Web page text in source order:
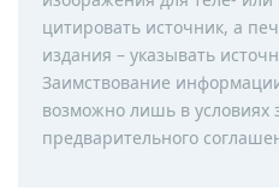
цитировать источник, а
издания – указывать
Заимствование
возможно лишь в условиях
предварительного